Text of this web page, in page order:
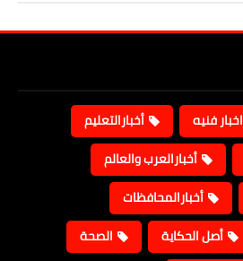
اخبار فنيه
أخبارالتعليم
أخبارالعرب والعالم
أخبارالمحافظات
أصل الحكاية
الصحة